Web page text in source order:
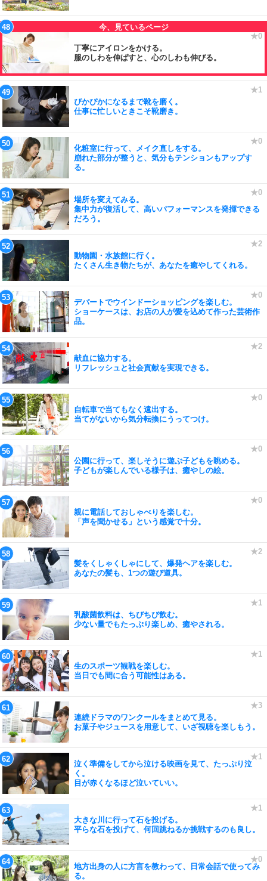
丁寧にアイロンをかける。
服のしわを伸ばすと、心のしわも伸びる。
ぴかぴかになるまで靴を磨く。
仕事に忙しいときこそ靴磨き。
化粧室に行って、メイク直しをする。
崩れた部分が整うと、気分もテンションもアップす
る。
場所を変えてみる。
集中力が復活して、高いパフォーマンスを発揮できる
だろう。
動物園・水族館に行く。
たくさん生き物たちが、あなたを癒やしてくれる。
デパートでウインドーショッピングを楽しむ。
ショーケースは、お店の人が愛を込めて作った芸術作
品。
献血に協力する。
リフレッシュと社会貢献を実現できる。
自転車で当てもなく遠出する。
当てがないから気分転換にうってつけ。
公園に行って、楽しそうに遊ぶ子どもを眺める。
子どもが楽しんでいる様子は、癒やしの絵。
親に電話しておしゃべりを楽しむ。
「声を聞かせる」という感覚で十分。
髪をくしゃくしゃにして、爆発ヘアを楽しむ。
あなたの髪も、1つの遊び道具。
乳酸菌飲料は、ちびちび飲む。
少ない量でもたっぷり楽しめ、癒やされる。
生のスポーツ観戦を楽しむ。
当日でも間に合う可能性はある。
連続ドラマのワンクールをまとめて見る。
お菓子やジュースを用意して、いざ視聴を楽しもう。
泣く準備をしてから泣ける映画を見て、たっぷり泣
く。
目が赤くなるほど泣いていい。
大きな川に行って石を投げる。
平らな石を投げて、何回跳ねるか挑戦するのも良し。
地方出身の人に方言を教わって、日常会話で使ってみ
る。